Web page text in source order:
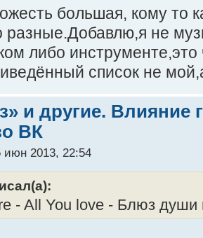
большая, кому то
не
либо
список не
и другие. Влияние
ВК
июн 2013, 22:54
- All You love - Блюз души